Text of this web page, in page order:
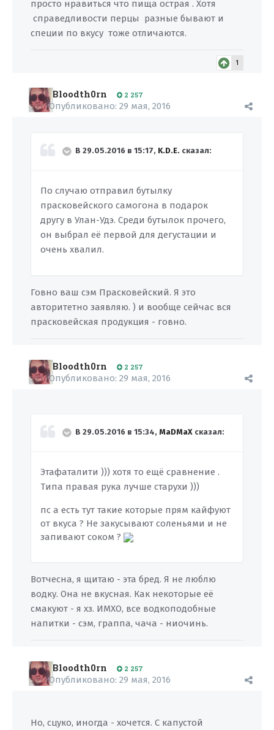
просто нравиться что пища острая . Хотя
справедливости перцы разные бывают и
специи по вкусу тоже отличаются.
1
Bloodth0rn 2 257
Опубликовано: 29 мая, 2016
В 29.05.2016 в 15:17, K.D.E. сказал:
По случаю отправил бутылку
прасковейского самогона в подарок
другу в Улан-Удэ. Среди бутылок прочего,
он выбрал её первой для дегустации и
очень хвалил.
Говно ваш сэм Прасковейский. Я это
авторитетно заявляю. ) и вообще сейчас вся
прасковейская продукция - говно.
Bloodth0rn 2 257
Опубликовано: 29 мая, 2016
В 29.05.2016 в 15:34, MaDMaX сказал:
Этафаталити ))) хотя то ещё сравнение .
Типа правая рука лучше старухи )))
пс а есть тут такие которые прям кайфуют
от вкуса ? Не закусывают соленьями и не
запивают соком ?
Вотчесна, я щитаю - эта бред. Я не люблю
водку. Она не вкусная. Как некоторые её
смакуют - я хз. ИМХО, все водкоподобные
напитки - сэм, граппа, чача - ниочинь.
Bloodth0rn 2 257
Опубликовано: 29 мая, 2016
Но, сцуко, иногда - хочется. С капустой